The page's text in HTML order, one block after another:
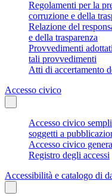
Regolamenti per la
corruzione e della
Relazione del
e della trasparenza
Provvedimenti
tali provvedimenti
Atti di accertamento
Accesso civico
Accesso civico
soggetti a
Accesso civico
Registro degli accessi
Accessibilità e catalogo di